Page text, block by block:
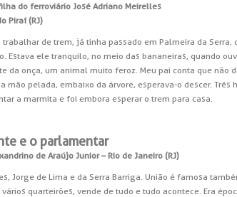
do ferroviário José Adriano Meirelles
Piraí (RJ)
de trem, já tinha passado em Palmeira da Serra,
Estava ele tranquilo, no meio das bananeiras, quando
onça, um animal muito feroz. Meu pai conta que não
pelada, embaixo da árvore, esperava-o descer. Três
a marmita e foi embora esperar o trem para casa.
e o parlamentar
de Araújo Junior – Rio de Janeiro (RJ)
Jorge de Lima e da Serra Barriga. União é famosa
quarteirões, vende de tudo e tudo acontece. Era